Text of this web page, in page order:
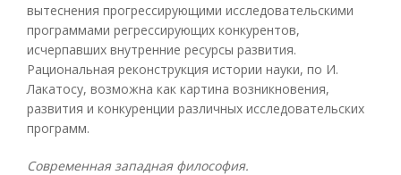
вытеснения прогрессирующими исследовательскими
программами регрессирующих конкурентов,
исчерпавших внутренние ресурсы развития.
Рациональная реконструкция истории науки, по И.
Лакатосу, возможна как картина возникновения,
развития и конкуренции различных исследовательских
программ.
Современная западная философия.